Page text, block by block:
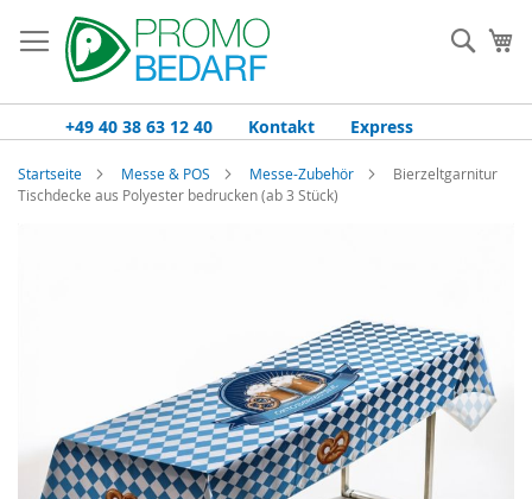
Inhalt
springen
+49 40 38 63 12 40 Kontakt Express
Startseite Messe & POS Messe-Zubehör
Bierzeltgarnitur
Tischdecke aus Polyester bedrucken (ab 3 Stück)